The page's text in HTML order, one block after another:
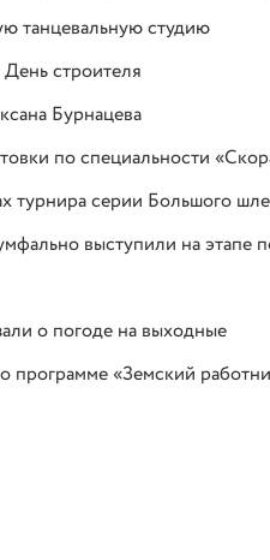
танцевальную студию
строителя
Бурнацева
по специальности
турнира серии Большого
выступили на этапе
о погоде на выходные
«Земский